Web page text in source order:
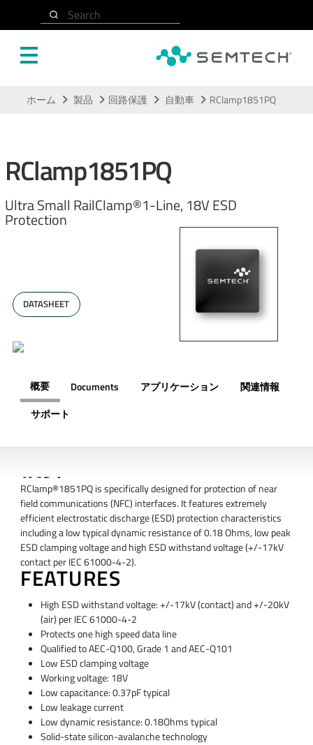
Search
ホーム 製品 回路保護 自動車 RClamp1851PQ
RClamp1851PQ
Ultra Small RailClamp®1-Line, 18V ESD
Protection
DATASHEET
概要 Documents アプリケーション
関連情報
サポート
RClamp®1851PQ is specifically designed for protection of near
field communications (NFC) interfaces. It features extremely
efficient electrostatic discharge (ESD) protection characteristics
including a low typical dynamic resistance of 0.18 Ohms, low peak
ESD clamping voltage and high ESD withstand voltage (+/-17kV
contact per IEC 61000-4-2).
FEATURES
High ESD withstand voltage: +/-17kV (contact) and +/-20kV
(air) per IEC 61000-4-2
Protects one high speed data line
Qualified to AEC-Q100, Grade 1 and AEC-Q101
Low ESD clamping voltage
Working voltage: 18V
Low capacitance: 0.37pF typical
Low leakage current
Low dynamic resistance: 0.18Ohms typical
Solid-state silicon-avalanche technology